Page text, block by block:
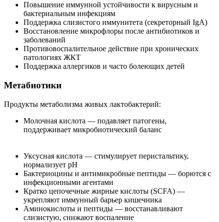
Повышение иммунной устойчивости к вирусным и
бактериальным инфекциям
Поддержка слизистого иммунитета (секреторный IgA)
Восстановление микрофлоры после антибиотиков и
заболеваний
Противовоспалительное действие при хронических
патологиях ЖКТ
Поддержка аллергиков и часто болеющих детей
Метабиотики
Продукты метаболизма живых лактобактерий:
Молочная кислота — подавляет патогены,
поддерживает микробиотический баланс
Уксусная кислота — стимулирует перистальтику,
нормализует pH
Бактериоцины и антимикробные пептиды — борются с
инфекционными агентами
Кратко цепочечные жирные кислоты (SCFA) —
укрепляют иммунный барьер кишечника
Аминокислоты и пептиды — восстанавливают
слизистую, снижают воспаление